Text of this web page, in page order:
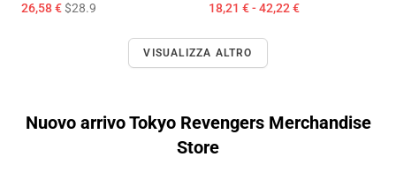
26,58 €$28.9 18,21 € - 42,22 €
VISUALIZZA ALTRO
Nuovo arrivo Tokyo Revengers Merchandise
Store